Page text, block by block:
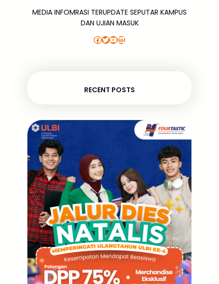
MEDIA INFOMRASI TERUPDATE SEPUTAR KAMPUS
DAN UJIAN MASUK
Facebook Twitter YouTube LinkedIn
RECENT POSTS